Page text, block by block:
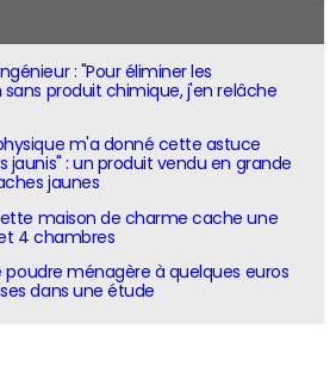
: "Pour éliminer les
produit chimique, j'en relâche
m'a donné cette astuce
jaunis" : un produit vendu en grande
jaunes
maison de charme cache une
4 chambres
poudre ménagère à quelques euros
dans une étude